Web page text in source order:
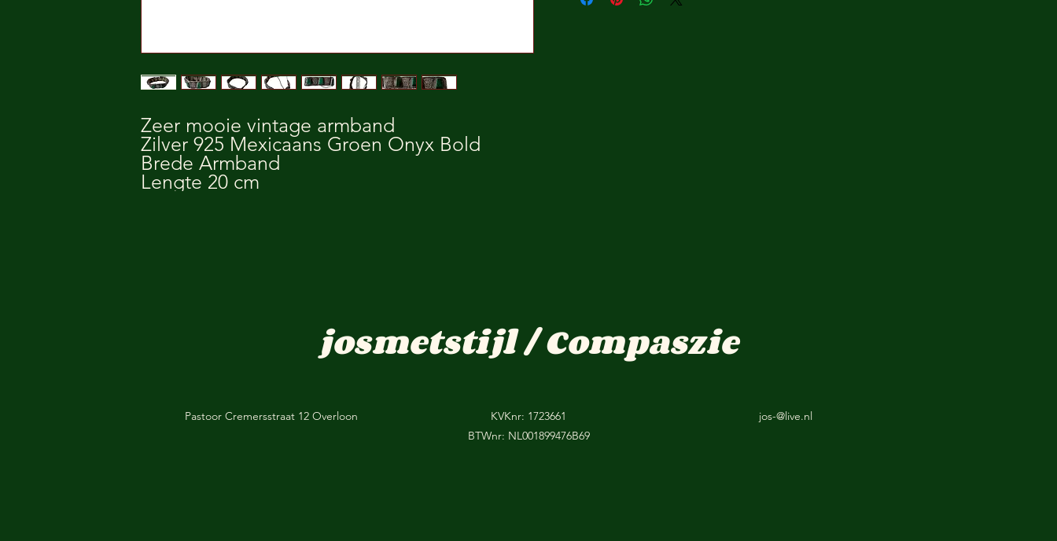
Zeer mooie vintage armband
Zilver 925 Mexicaans Groen Onyx Bold
Brede Armband
Lengte 20 cm
josmetstijl / Compaszie
Pastoor Cremersstraat 12 Overloon
KVKnr: 1723661
BTWnr: NL001899476B69
jos-@live.nl